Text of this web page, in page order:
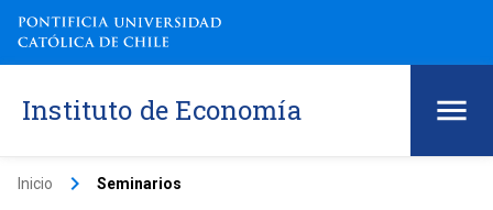
Instituto de Economía
Inicio keyboard_arrow_right Seminarios